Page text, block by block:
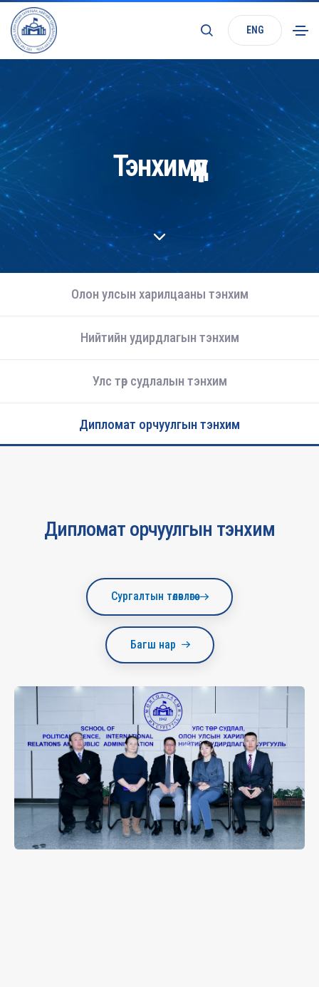
ENG
Тэнхимүүд
Олон улсын харилцааны тэнхим
Нийтийн удирдлагын тэнхим
Улс төр судлалын тэнхим
Дипломат орчуулгын тэнхим
Дипломат орчуулгын тэнхим
Сургалтын төлөвлөгөө
Багш нар